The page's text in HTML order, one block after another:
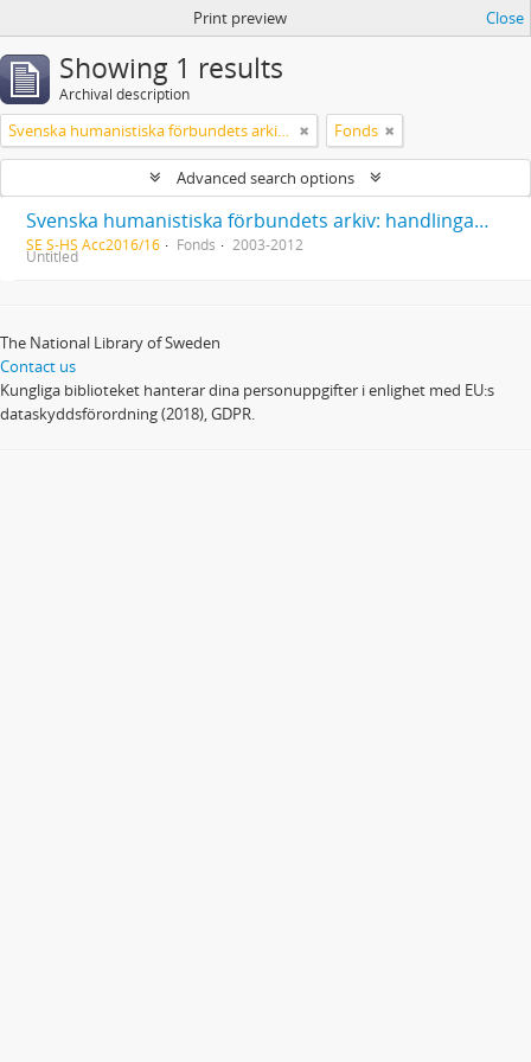
Print preview Close
Showing 1 results
Archival description
Svenska humanistiska förbundets arkiv: handlingar 2003-2012 Fonds
Advanced search options
Svenska humanistiska förbundets arkiv: handlingar 2003-2012
SE S-HS Acc2016/16 Fonds 2003-2012
Untitled
The National Library of Sweden
Contact us
Kungliga biblioteket hanterar dina personuppgifter i enlighet med EU:s
dataskyddsförordning (2018), GDPR.